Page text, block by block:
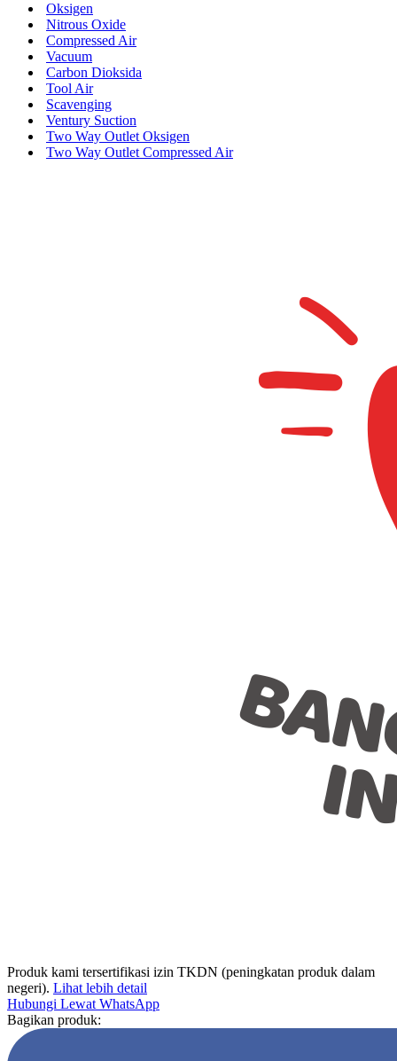
Oksigen
Nitrous Oxide
Compressed Air
Vacuum
Carbon Dioksida
Tool Air
Scavenging
Ventury Suction
Two Way Outlet Oksigen
Two Way Outlet Compressed Air
Produk kami tersertifikasi izin TKDN (peningkatan produk dalam
negeri). Lihat lebih detail
Hubungi Lewat WhatsApp
Bagikan produk: